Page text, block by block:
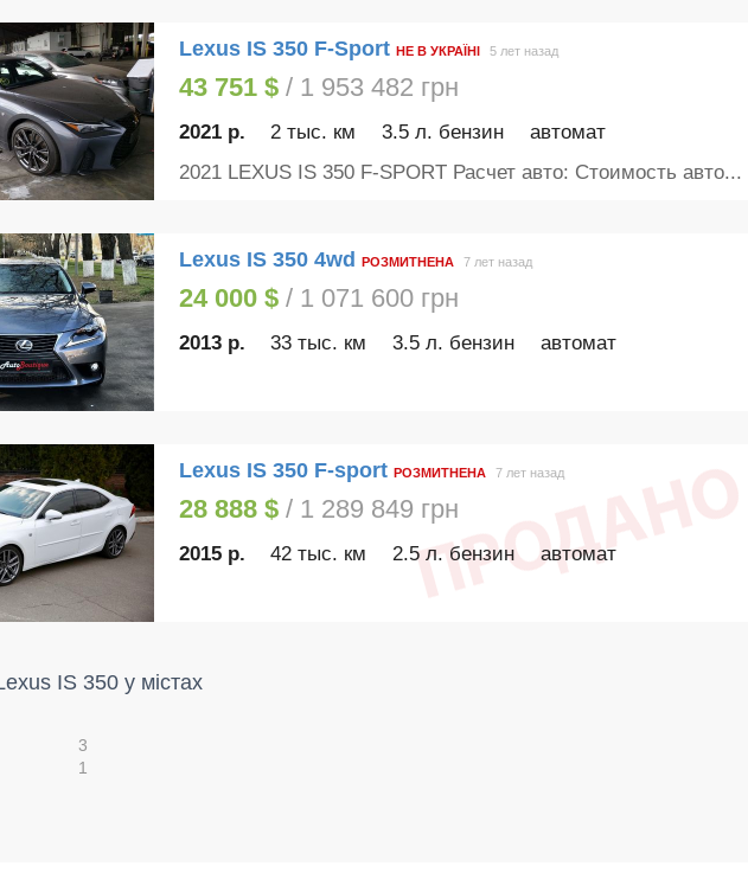
Lexus IS 350 F-Sport НЕ В УКРАЇНІ 5 лет назад
43 751 $/ 1 953 482 грн
2021 р. 2 тыс. км 3.5 л. бензин автомат
2021 LEXUS IS 350 F-SPORT Расчет авто: Стоимость авто...
Lexus IS 350 4wd РОЗМИТНЕНА 7 лет назад
24 000 $/ 1 071 600 грн
2013 р. 33 тыс. км 3.5 л. бензин автомат
Lexus IS 350 F-sport РОЗМИТНЕНА 7 лет назад
28 888 $/ 1 289 849 грн
2015 р. 42 тыс. км 2.5 л. бензин автомат
IS 350 у містах
3
1